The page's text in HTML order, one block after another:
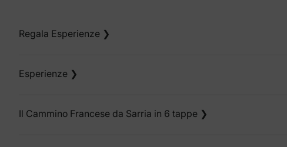
Regala Esperienze ❯
Esperienze ❯
Il Cammino Francese da Sarria in 6 tappe ❯